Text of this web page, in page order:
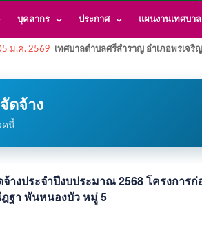
บุคลากร ประกาศ แผนงานเทศบาล
ม.ค. 2569 เทศบาลตำบลศรีสำราญ อำเภอพรเจ
ดจ้าง
ดนี้
างประจำปีงบประมาณ 2568 โครงการ
ฐา พันหนองบัว หมู่ 5